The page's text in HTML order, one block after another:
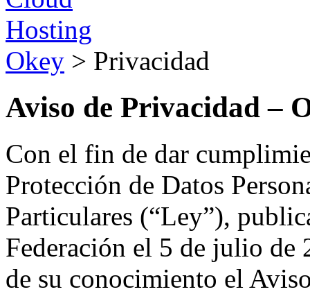
Okey > Privacidad
Aviso de Privacidad –
Con el fin de dar
Protección de Datos
Particulares (“Ley”),
Federación el 5 de julio de
de su conocimiento el